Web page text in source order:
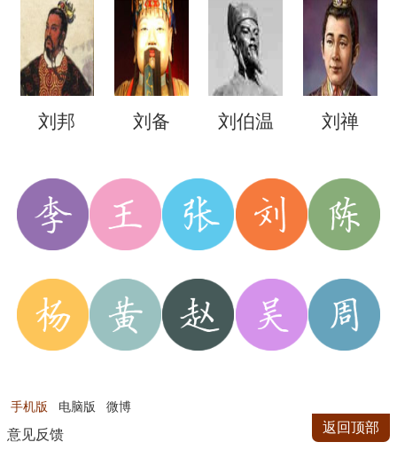
刘邦 刘备 刘伯温 刘禅
手机版 电脑版 微博
意见反馈 返回顶部